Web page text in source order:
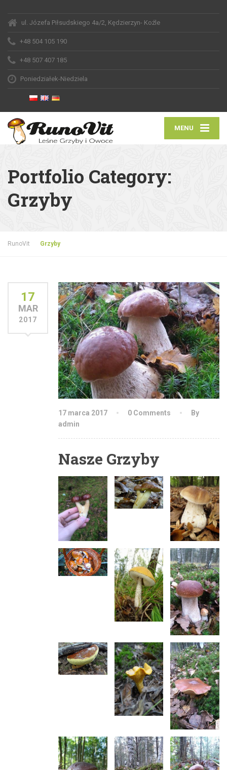
ul. Józefa Piłsudskiego 4a/2, Kędzierzyn- Koźle
+48 504 105 190
+48 507 407 185
Poniedziałek-Niedziela
MENU
Portfolio Category:
Grzyby
RunoVit Grzyby
17
MAR
2017
17 marca 2017 0 Comments
By
admin
Nasze Grzyby